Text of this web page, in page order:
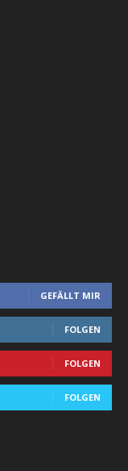
GEFÄLLT MIR
FOLGEN
FOLGEN
FOLGEN